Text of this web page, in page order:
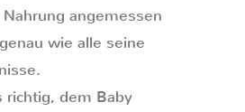
angemessen
wie alle seine
richtig, dem Baby